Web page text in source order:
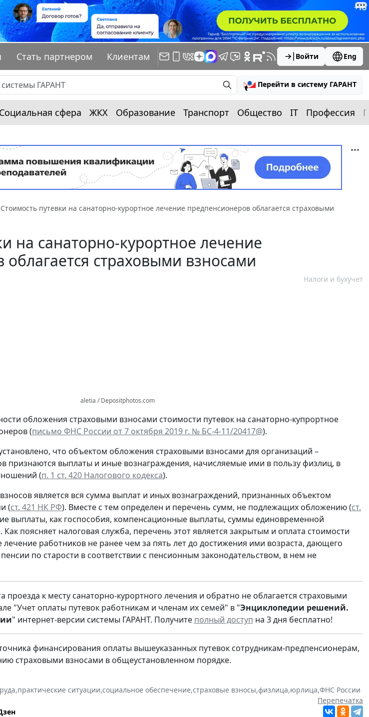
Стать партнером Клиентам Войти Eng
Перейти в систему ГАРАНТ
Социальная сфера ЖКХ Образование Транспорт Общество IT Профессия
Стоимость путевки на санаторно-курортное лечение предпенсионеров облагается страховыми
на санаторно-курортное лечение
страховыми взносами
Налоги и бухучет
aletia / Depositphotos.com
обложения страховыми взносами стоимости путевок на санаторно-купрортное
(письмо ФНС России от 7 октября 2019 г. № БС-4-11/20417@).
что объектом обложения страховыми взносами для организаций –
признаются выплаты и иные вознаграждения, начисляемые ими в пользу физлиц, в
(п. 1 ст. 420 Налогового кодекса).
является вся сумма выплат и иных вознаграждений, признанных объектом
(ст. 421 НК РФ). Вместе с тем определен и перечень сумм, не подлежащих обложению (ст.
выплаты, как госпособия, компенсационные выплаты, суммы единовременной
поясняет налоговая служба, перечень этот является закрытым и оплата стоимости
лечение работников не ранее чем за пять лет до достижения ими возраста, дающего
по старости в соответствии с пенсионным законодательством, в нем не
проезда к месту санаторно-курортного лечения и обратно не облагается страховыми
"Учет оплаты путевок работникам и членам их семей" в "Энциклопедии решений.
" интернет-версии системы ГАРАНТ. Получите полный доступ на 3 дня бесплатно!
финансирования оплаты вышеуказанных путевок сотрудникам-предпенсионерам,
страховыми взносами в общеустановленном порядке.
,практические ситуации,социальное обеспечение,страховые взносы,физлица,юрлица,ФНС России
Перепечатка